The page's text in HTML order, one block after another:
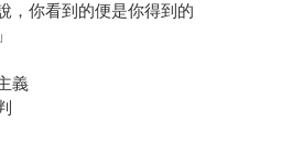
你看到的便是你得到的
義